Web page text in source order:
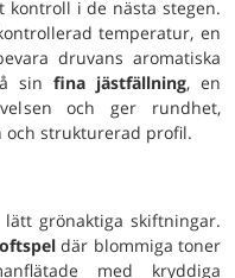
i de nästa stegen.
temperatur, en
druvans aromatiska
sin fina jästfällning, en
och ger rundhet,
och strukturerad profil.
grönaktiga skiftningar.
där blommiga toner
med kryddiga